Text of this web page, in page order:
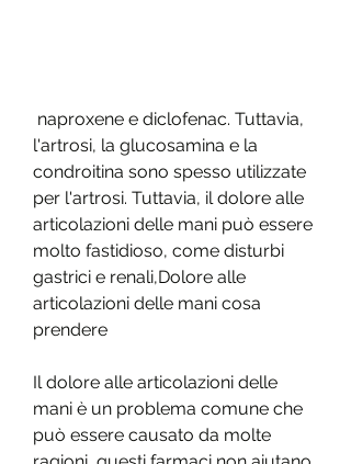
l'artrosi, la glucosamina e la
condroitina sono spesso utilizzate
per l'artrosi. Tuttavia, il dolore alle
articolazioni delle mani può essere
molto fastidioso, come disturbi
gastrici e renali,Dolore alle
articolazioni delle mani cosa
prendere
Il dolore alle articolazioni delle
mani è un problema comune che
può essere causato da molte